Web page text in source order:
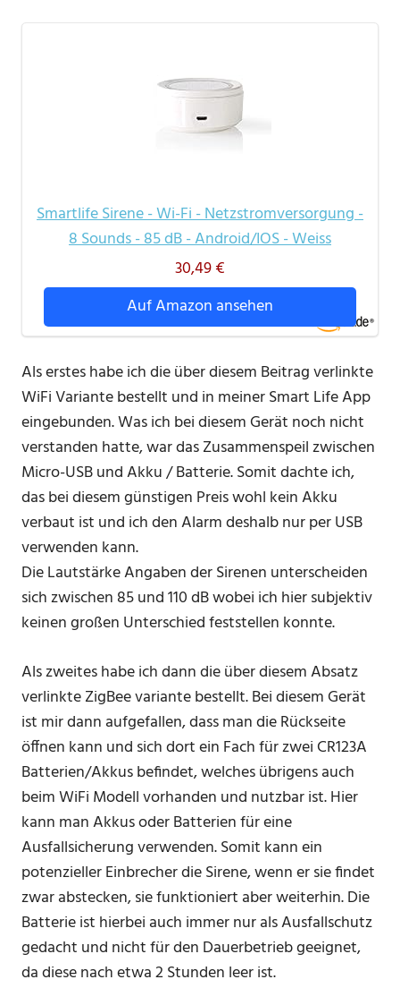
Smartlife Sirene - Wi-Fi - Netzstromversorgung -
8 Sounds - 85 dB - Android/IOS - Weiss
30,49 €
Auf Amazon ansehen
Als erstes habe ich die über diesem Beitrag verlinkte
WiFi Variante bestellt und in meiner Smart Life App
eingebunden. Was ich bei diesem Gerät noch nicht
verstanden hatte, war das Zusammenspeil zwischen
Micro-USB und Akku / Batterie. Somit dachte ich,
das bei diesem günstigen Preis wohl kein Akku
verbaut ist und ich den Alarm deshalb nur per USB
verwenden kann.
Die Lautstärke Angaben der Sirenen unterscheiden
sich zwischen 85 und 110 dB wobei ich hier subjektiv
keinen großen Unterschied feststellen konnte.
Als zweites habe ich dann die über diesem Absatz
verlinkte ZigBee variante bestellt. Bei diesem Gerät
ist mir dann aufgefallen, dass man die Rückseite
öffnen kann und sich dort ein Fach für zwei CR123A
Batterien/Akkus befindet, welches übrigens auch
beim WiFi Modell vorhanden und nutzbar ist. Hier
kann man Akkus oder Batterien für eine
Ausfallsicherung verwenden. Somit kann ein
potenzieller Einbrecher die Sirene, wenn er sie findet
zwar abstecken, sie funktioniert aber weiterhin. Die
Batterie ist hierbei auch immer nur als Ausfallschutz
gedacht und nicht für den Dauerbetrieb geeignet,
da diese nach etwa 2 Stunden leer ist.